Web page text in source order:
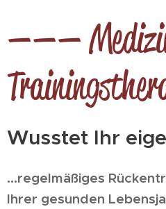
———
Wusstet Ihr
...regelmäßiges
Ihrer gesunden